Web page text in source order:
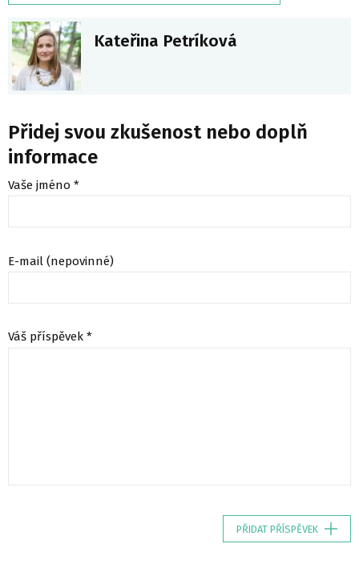
Kateřina Petríková
Přidej svou zkušenost nebo doplň
informace
Vaše jméno *
E-mail (nepovinné)
Váš příspěvek *
PŘIDAT PŘÍSPĚVEK